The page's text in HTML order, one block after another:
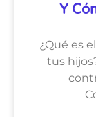
Y
¿Qué es
tus